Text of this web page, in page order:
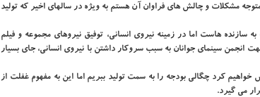
مشکلات و چالش های فراوان آن هستم به ویژه در سالهای اخیر که تولید
هاست اما در زمینه نیروی انسانی، توفیق نیروهای مجموعه و فیلم
سینمای جوانان به سبب سروکار داشتن با نیروی انسانی، جای بسیار
کرد چگالی بودجه را به سمت تولید ببریم اما این به مفهوم غفلت از
می گیرد.